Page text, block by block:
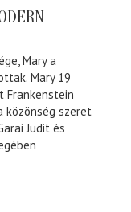
Mary a
Mary 19
Frankenstein
közönség szeret
Judit és